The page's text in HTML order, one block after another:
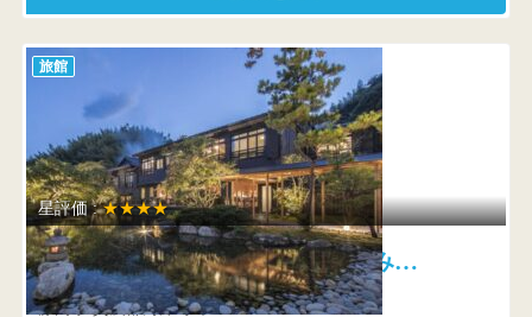
旅館
星評価 :★★★★
玉峰館 古き、新しき、極み…
静岡県 賀茂郡河津町峰440